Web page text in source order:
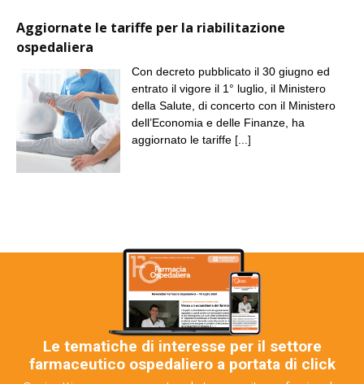
Aggiornate le tariffe per la riabilitazione
ospedaliera
Con decreto pubblicato il 30 giugno ed
entrato il vigore il 1° luglio, il Ministero
della Salute, di concerto con il Ministero
dell’Economia e delle Finanze, ha
aggiornato le tariffe [...]
Le tematiche di interesse per il settore
farmaceutico ospedaliero a portata di click